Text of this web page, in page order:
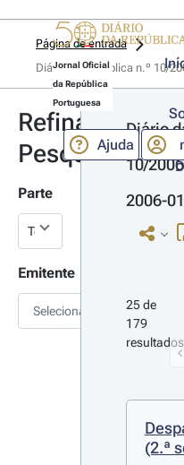
Jornal Oficial
da República
Portuguesa
Ajuda
Página de entrada
Diário da República n.º 10/
Refinar
Pesquisa
Parte
Emitente
Selecionar
Diário
10/
2006-
25 de
179
resultados
(2.ª